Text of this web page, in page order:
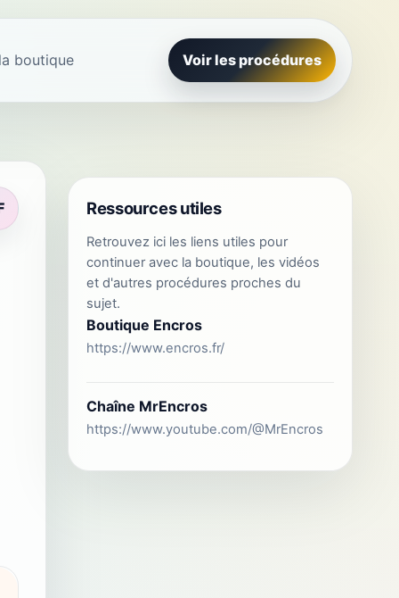
boutique Voir les procédures
Ressources utiles
Retrouvez ici les liens utiles pour
continuer avec la boutique, les vidéos
et d'autres procédures proches du
sujet.
Boutique Encros
https://www.encros.fr/
Chaîne MrEncros
https://www.youtube.com/@MrEncros